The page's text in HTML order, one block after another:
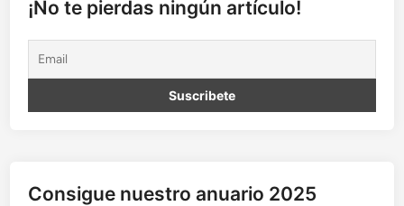
¡No te pierdas ningún artículo!
Consigue nuestro anuario 2025